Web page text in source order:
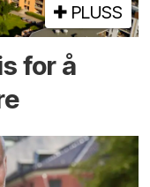
PLUSS
for å